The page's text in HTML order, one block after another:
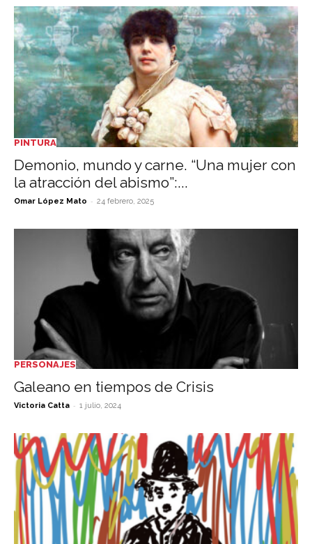
PINTURA
Demonio, mundo y carne. “Una mujer con
la atracción del abismo”:...
Omar López Mato - 24 febrero, 2025
PERSONAJES
Galeano en tiempos de Crisis
Victoria Catta - 1 julio, 2024